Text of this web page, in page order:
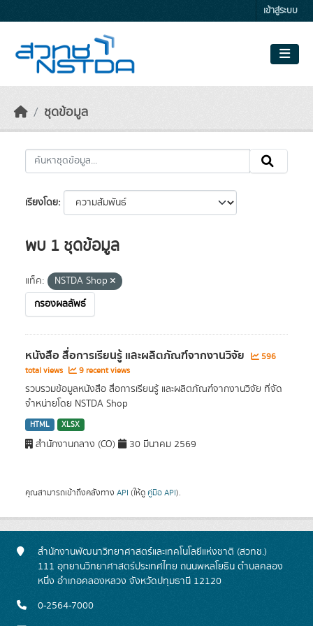
เข้าสู่ระบบ
ชุดข้อมูล
เรียงโดย
พบ 1 ชุดข้อมูล
แท็ค:
NSTDA Shop
กรองผลลัพธ์
หนังสือ สื่อการเรียนรู้ และผลิตภัณฑ์จากงานวิจัย
596
total views
9 recent views
รวบรวมข้อมูลหนังสือ สื่อการเรียนรู้ และผลิตภัณฑ์จากงานวิจัย ที่จัด
จำหน่ายโดย NSTDA Shop
HTML XLSX
สำนักงานกลาง (CO) 30 มีนาคม 2569
คุณสามารถเข้าถึงคลังทาง API (ให้ดู คู่มือ API).
สำนักงานพัฒนาวิทยาศาสตร์และเทคโนโลยีแห่งชาติ (สวทช.)
111 อุทยานวิทยาศาสตร์ประเทศไทย ถนนพหลโยธิน ตำบลคลอง
หนึ่ง อำเภอคลองหลวง จังหวัดปทุมธานี 12120
0-2564-7000